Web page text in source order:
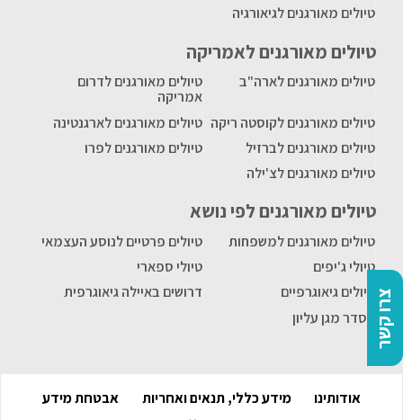
צרו קשר
טיולים מאורגנים לגיאורגיה
טיולים מאורגנים לאמריקה
טיולים מאורגנים לארה"ב
טיולים מאורגנים לדרום
אמריקה
טיולים מאורגנים לקוסטה ריקה טיולים מאורגנים לארגנטינה
טיולים מאורגנים לברזיל
טיולים מאורגנים לפרו
טיולים מאורגנים לצ'ילה
טיולים מאורגנים לפי נושא
טיולים מאורגנים למשפחות
טיולים פרטיים לנוסע העצמאי
טיולי ג'יפים
טיולי ספארי
טיולים גיאוגרפיים
דרושים באיילה גיאוגרפית
הסדר מגן עליון
אודותינו מידע כללי, תנאים ואחריות
אבטחת מידע